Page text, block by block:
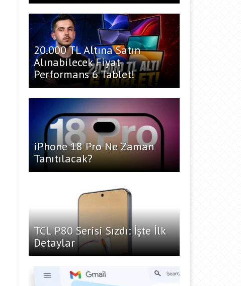
20.000 TL Altına Satın
Alınabilecek Fiyat
Performans 6 Tablet!
iPhone 18 Pro Ne Zaman
Tanıtılacak?
TCL P80 Serisi Sızdı: İşte İlk
Detaylar